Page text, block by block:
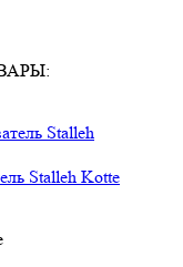
Stalleh Kotte